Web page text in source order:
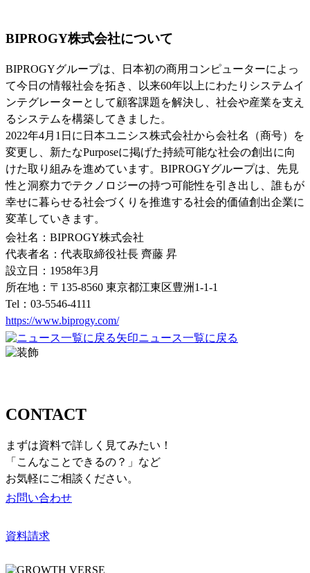
BIPROGY株式会社について
BIPROGYグループは、日本初の商用コンピューターによっ
て今日の情報社会を拓き、以来60年以上にわたりシステムイ
ンテグレーターとして顧客課題を解決し、社会や産業を支え
るシステムを構築してきました。
2022年4月1日に日本ユニシス株式会社から会社名（商号）を
変更し、新たなPurposeに掲げた持続可能な社会の創出に向
けた取り組みを進めています。BIPROGYグループは、先見
性と洞察力でテクノロジーの持つ可能性を引き出し、誰もが
幸せに暮らせる社会づくりを推進する社会的価値創出企業に
変革していきます。
会社名：BIPROGY株式会社
代表者名：代表取締役社長 齊藤 昇
設⽴⽇：1958年3月
所在地：〒135-8560 東京都江東区豊洲1-1-1
Tel：03-5546-4111
https://www.biprogy.com/
ニュース一覧に戻る
CONTACT
まずは資料で詳しく見てみたい！
「こんなことできるの？」など
お気軽にご相談ください。
お問い合わせ
資料請求